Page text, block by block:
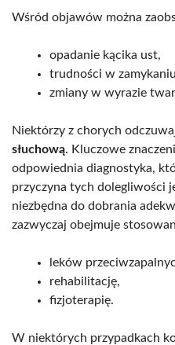
Wśród objawów można
opadanie kącika ust,
trudności w
zmiany w wyrazie
Niektórzy z chorych
słuchową. Kluczowe
odpowiednia diagnostyka,
przyczyna tych dolegliwości
niezbędna do dobrania
zazwyczaj obejmuje
leków
rehabilitację,
fizjoterapię.
W niektórych przypadkach